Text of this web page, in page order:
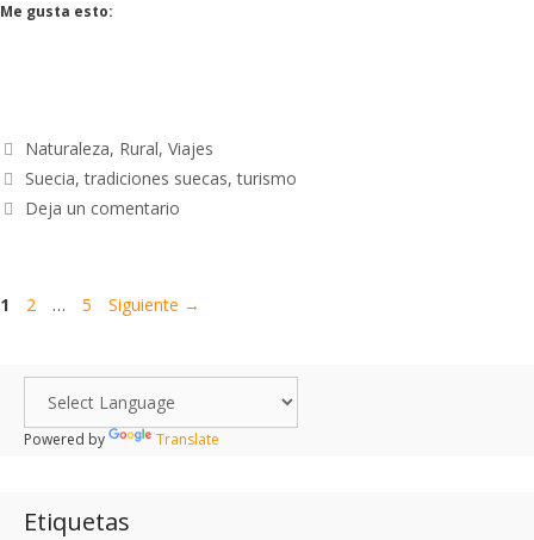
Me gusta esto:
Naturaleza, Rural,Viajes
Suecia,tradiciones suecas,turismo
Deja un comentario
1 2 … 5 Siguiente →
Powered by Translate
Etiquetas